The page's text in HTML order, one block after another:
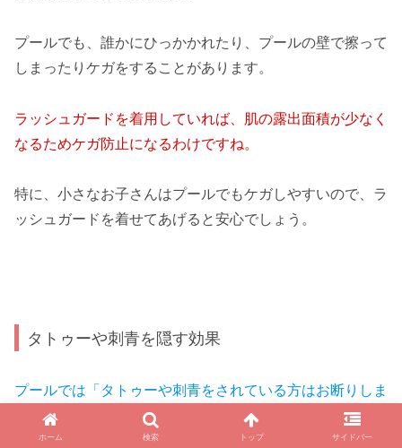
プールでも、誰かにひっかかれたり、プールの壁で擦って
しまったりケガをすることがあります。
ラッシュガードを着用していれば、肌の露出面積が少なく
なるためケガ防止になるわけですね。
特に、小さなお子さんはプールでもケガしやすいので、ラ
ッシュガードを着せてあげると安心でしょう。
タトゥーや刺青を隠す効果
プールでは「タトゥーや刺青をされている方はお断りしま
す」という看板をよく見かけます。
ホーム 検索 トップ サイドバー